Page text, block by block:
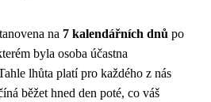
na 7 kalendářních dnů po
byla osoba účastna
lhůta platí pro každého z nás
běžet hned den poté, co váš